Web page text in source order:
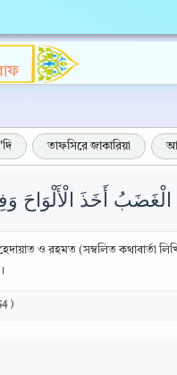
তাফসিরে জাকারিয়া
ও রহমত (সম্বলিত কথাবার্তা
)